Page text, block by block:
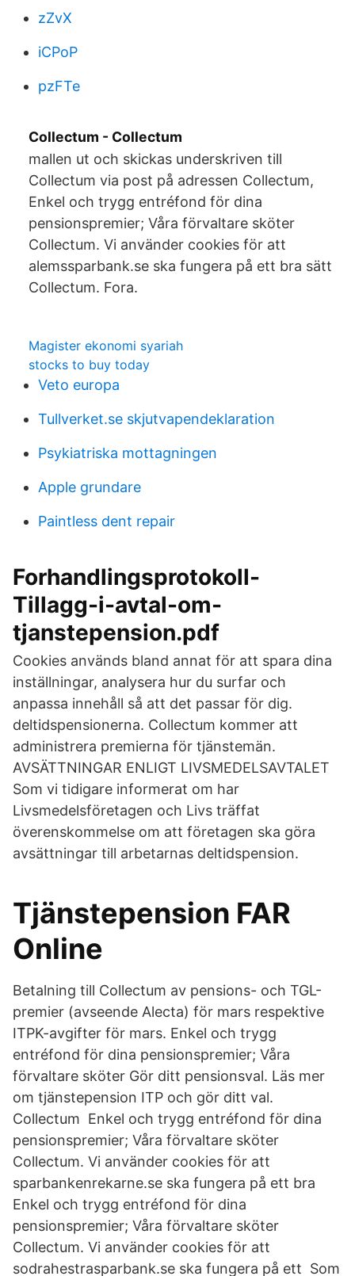
zZvX
iCPoP
pzFTe
Collectum - Collectum
mallen ut och skickas underskriven till
Collectum via post på adressen Collectum,
Enkel och trygg entréfond för dina
pensionspremier; Våra förvaltare sköter
Collectum. Vi använder cookies för att
alemssparbank.se ska fungera på ett bra sätt
Collectum. Fora.
Magister ekonomi syariah
stocks to buy today
Veto europa
Tullverket.se skjutvapendeklaration
Psykiatriska mottagningen
Apple grundare
Paintless dent repair
Forhandlingsprotokoll-
Tillagg-i-avtal-om-
tjanstepension.pdf
Cookies används bland annat för att spara dina
inställningar, analysera hur du surfar och
anpassa innehåll så att det passar för dig.
deltidspensionerna. Collectum kommer att
administrera premierna för tjänstemän.
AVSÄTTNINGAR ENLIGT LIVSMEDELSAVTALET
Som vi tidigare informerat om har
Livsmedelsföretagen och Livs träffat
överenskommelse om att företagen ska göra
avsättningar till arbetarnas deltidspension.
Tjänstepension FAR
Online
Betalning till Collectum av pensions- och TGL-
premier (avseende Alecta) för mars respektive
ITPK-avgifter för mars. Enkel och trygg
entréfond för dina pensionspremier; Våra
förvaltare sköter Gör ditt pensionsval. Läs mer
om tjänstepension ITP och gör ditt val.
Collectum Enkel och trygg entréfond för dina
pensionspremier; Våra förvaltare sköter
Collectum. Vi använder cookies för att
sparbankenrekarne.se ska fungera på ett bra
Enkel och trygg entréfond för dina
pensionspremier; Våra förvaltare sköter
Collectum. Vi använder cookies för att
sodrahestrasparbank.se ska fungera på ett Som